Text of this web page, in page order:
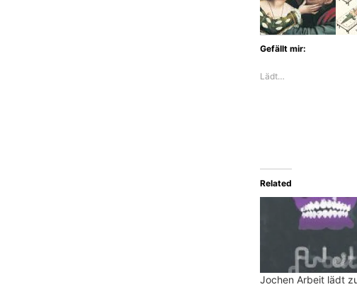
Gefällt mir:
Lädt…
Related
Jochen Arbeit lädt